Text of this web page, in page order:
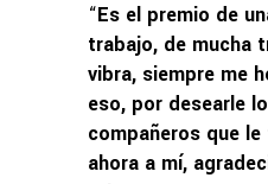
“Es el premio de
trabajo, de mucha
vibra, siempre me
eso, por desearle
compañeros que
ahora a mí,